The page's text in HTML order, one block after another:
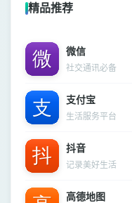
精品推荐
微信
社交通讯必备
支付宝
生活服务平台
抖音
记录美好生活
高德地图